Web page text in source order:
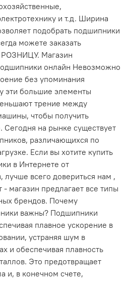
и т.д. Ширина
подобрать подшипники
можете заказать
Магазин
онлайн Невозможно
без упоминания
эти большие элементы
трение между
чтобы получить
на рынке существует
различающихся по
Если вы хотите купить
в Интернете от
лучше всего довериться нам ,
магазин предлагает все типы
брендов. Почему
важны? Подшипники
плавное ускорение в
устраняя шум в
и обеспечивая плавность
Это предотвращает
и, в конечном счете,